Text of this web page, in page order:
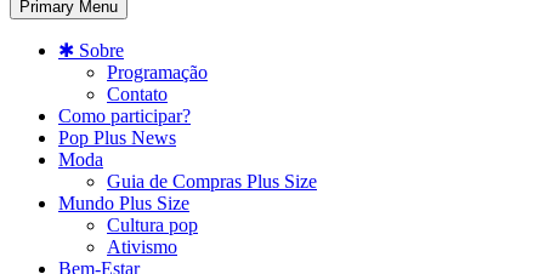
Primary Menu
✱ Sobre
Programação
Contato
Como participar?
Pop Plus News
Moda
Guia de Compras Plus Size
Mundo Plus Size
Cultura pop
Ativismo
Bem-Estar